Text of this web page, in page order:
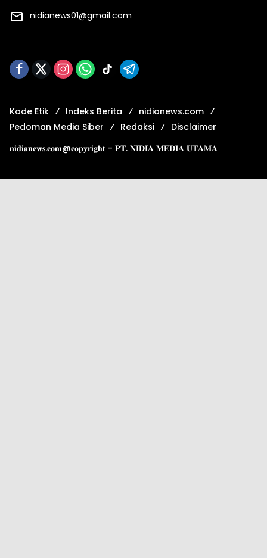
nidianews01@gmail.com
Kode Etik Indeks Berita
nidianews.com
Pedoman Media Siber
Redaksi
Disclaimer
𝐧𝐢𝐝𝐢𝐚𝐧𝐞𝐰𝐬.𝐜𝐨𝐦@𝐜𝐨𝐩𝐲𝐫𝐢𝐠𝐡𝐭 - 𝐏𝐓. 𝐍𝐈𝐃𝐈𝐀 𝐌𝐄𝐃𝐈𝐀 𝐔𝐓𝐀𝐌𝐀